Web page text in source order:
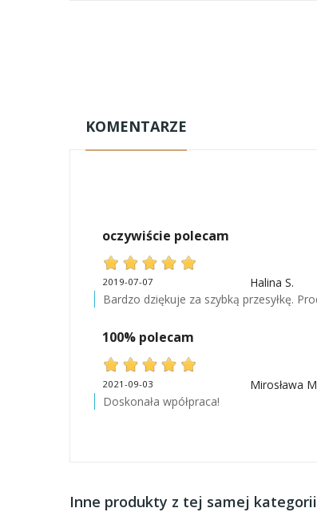
KOMENTARZE
oczywiście polecam
2019-07-07
Halina S.
Bardzo dziękuje za szybką przesyłkę.
100% polecam
2021-09-03
Mirosława
Doskonała wpółpraca!
Inne produkty z tej samej